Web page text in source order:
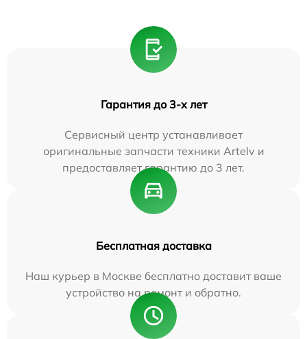
Гарантия до 3-х лет
Сервисный центр устанавливает
оригинальные запчасти техники Artelv и
предоставляет гарантию до 3 лет.
Бесплатная доставка
Наш курьер в Москве бесплатно доставит ваше
устройство на ремонт и обратно.